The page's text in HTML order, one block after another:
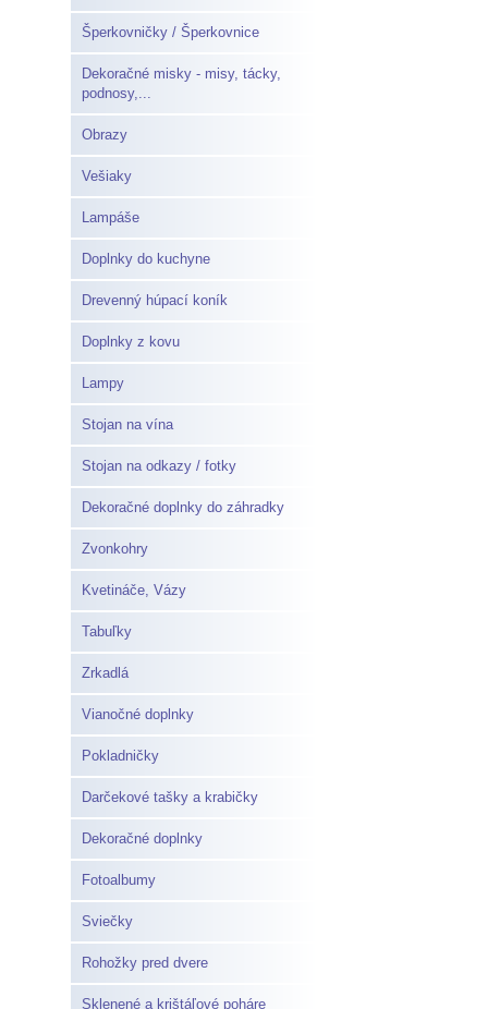
Šperkovničky / Šperkovnice
Dekoračné misky - misy, tácky,
podnosy,...
Obrazy
Vešiaky
Lampáše
Doplnky do kuchyne
Drevenný húpací koník
Doplnky z kovu
Lampy
Stojan na vína
Stojan na odkazy / fotky
Dekoračné doplnky do záhradky
Zvonkohry
Kvetináče, Vázy
Tabuľky
Zrkadlá
Vianočné doplnky
Pokladničky
Darčekové tašky a krabičky
Dekoračné doplnky
Fotoalbumy
Sviečky
Rohožky pred dvere
Sklenené a krištáľové poháre